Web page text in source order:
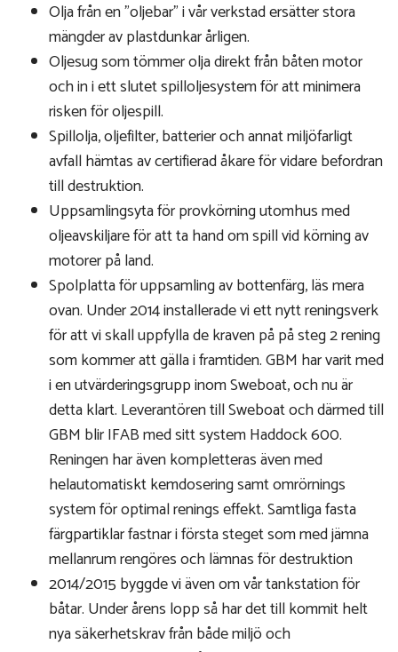
Olja från en ”oljebar” i vår verkstad ersätter stora
mängder av plastdunkar årligen.
Oljesug som tömmer olja direkt från båten motor
och in i ett slutet spilloljesystem för att minimera
risken för oljespill.
Spillolja, oljefilter, batterier och annat miljöfarligt
avfall hämtas av certifierad åkare för vidare befordran
till destruktion.
Uppsamlingsyta för provkörning utomhus med
oljeavskiljare för att ta hand om spill vid körning av
motorer på land.
Spolplatta för uppsamling av bottenfärg, läs mera
ovan. Under 2014 installerade vi ett nytt reningsverk
för att vi skall uppfylla de kraven på på steg 2 rening
som kommer att gälla i framtiden. GBM har varit med
i en utvärderingsgrupp inom Sweboat, och nu är
detta klart. Leverantören till Sweboat och därmed till
GBM blir IFAB med sitt system Haddock 600.
Reningen har även kompletteras även med
helautomatiskt kemdosering samt omrörnings
system för optimal renings effekt. Samtliga fasta
färgpartiklar fastnar i första steget som med jämna
mellanrum rengöres och lämnas för destruktion
2014/2015 byggde vi även om vår tankstation för
båtar. Under årens lopp så har det till kommit helt
nya säkerhetskrav från både miljö och